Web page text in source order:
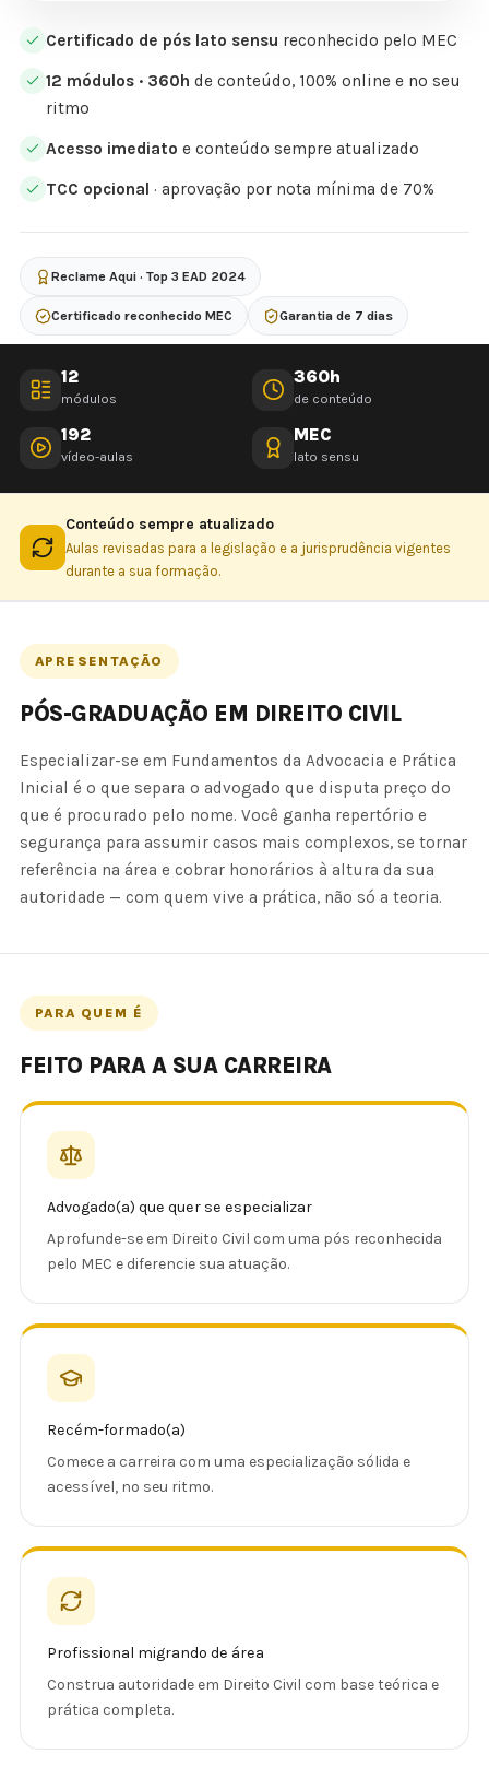
Certificado de pós lato sensu reconhecido pelo MEC
12 módulos · 360h de conteúdo, 100% online e no seu
ritmo
Acesso imediato e conteúdo sempre atualizado
TCC opcional · aprovação por nota mínima de 70%
Reclame Aqui · Top 3 EAD 2024
Certificado reconhecido MEC Garantia de 7 dias
12
módulos
360h
de conteúdo
192
vídeo-aulas
MEC
lato sensu
Conteúdo sempre atualizado
Aulas revisadas para a legislação e a jurisprudência vigentes
durante a sua formação.
APRESENTAÇÃO
PÓS-GRADUAÇÃO EM DIREITO CIVIL
Especializar-se em Fundamentos da Advocacia e Prática
Inicial é o que separa o advogado que disputa preço do
que é procurado pelo nome. Você ganha repertório e
segurança para assumir casos mais complexos, se tornar
referência na área e cobrar honorários à altura da sua
autoridade — com quem vive a prática, não só a teoria.
PARA QUEM É
FEITO PARA A SUA CARREIRA
Advogado(a) que quer se especializar
Aprofunde-se em Direito Civil com uma pós reconhecida
pelo MEC e diferencie sua atuação.
Recém-formado(a)
Comece a carreira com uma especialização sólida e
acessível, no seu ritmo.
Profissional migrando de área
Construa autoridade em Direito Civil com base teórica e
prática completa.